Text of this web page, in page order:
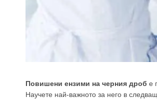
Повишени ензими на черния дроб е
Научете най-важното за него в